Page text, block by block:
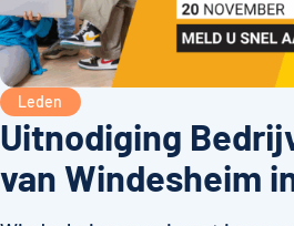
Leden
Uitnodiging
van Windesheim